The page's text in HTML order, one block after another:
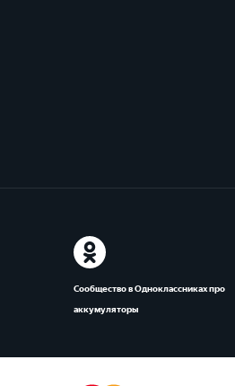
Сообщество в Одноклассниках про
аккумуляторы